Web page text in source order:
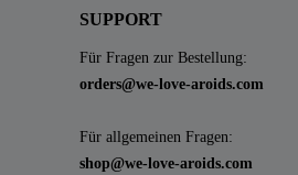
SUPPORT
Für Fragen zur Bestellung:
orders@we-love-aroids.com
Für allgemeinen Fragen:
shop@we-love-aroids.com